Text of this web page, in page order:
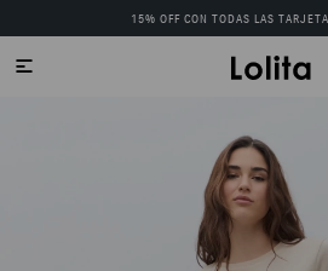
15% OFF CON TODAS LAS
